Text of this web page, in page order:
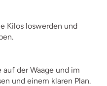
Kilos loswerden und
der Waage und im
und einem klaren Plan.